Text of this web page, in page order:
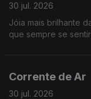
30 jul. 2026
Jóia mais brilhante
que sempre se
Corrente de Ar
30 jul. 2026